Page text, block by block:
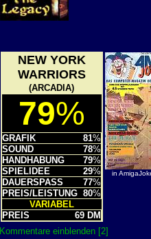
NEW YORK
WARRIORS
(ARCADIA)
79%
GRAFIK 81%
SOUND
78%
HANDHABUNG
79%
SPIELIDEE
29%
DAUERSPASS
77%
PREIS/LEISTUNG 80%
VARIABEL
PREIS
69 DM
in
Kommentare einblenden [2]